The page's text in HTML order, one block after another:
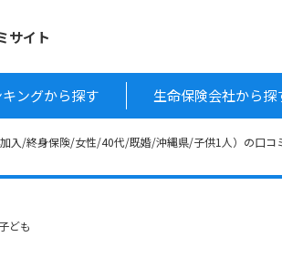
サイト
キングから探す 生命保険会社から探
入/終身保険/女性/40代/既婚/沖縄県/子供1人）の口コ
ども